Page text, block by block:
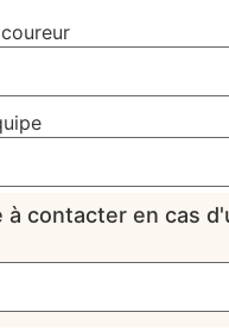
à contacter en cas